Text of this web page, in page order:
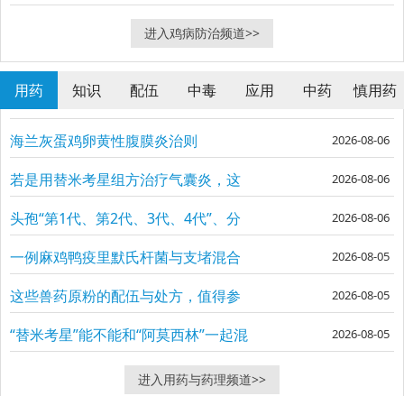
多人先想到饲料或者热应激
进入鸡病防治频道>>
用药 知识 配伍 中毒 应用 中药 慎用药
海兰灰蛋鸡卵黄性腹膜炎治则 2026-08-06
若是用替米考星组方治疗气囊炎，这
个方子到底该怎么开？
2026-08-06
头孢“第1代、第2代、3代、4代”、分
别有什么特点差异？
2026-08-06
一例麻鸡鸭疫里默氏杆菌与支堵混合
感染治则
2026-08-05
这些兽药原粉的配伍与处方，值得参
考
2026-08-05
“替米考星”能不能和“阿莫西林”一起混
用？
2026-08-05
进入用药与药理频道>>